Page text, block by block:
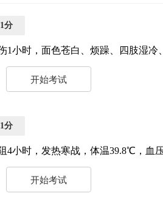
1分
1小时，面色苍白、烦躁、四肢湿冷
开始考试
1分
4小时，发热寒战，体温39.8℃，血
开始考试